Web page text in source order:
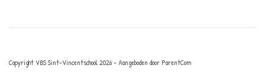
Copyright VBS Sint-Vincentschool 2026 - Aangeboden door ParentCom